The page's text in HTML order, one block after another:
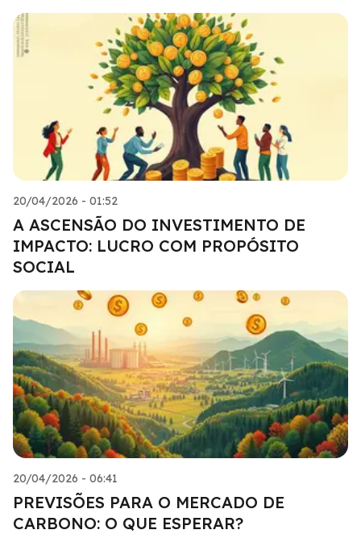
20/04/2026 - 01:52
A ASCENSÃO DO INVESTIMENTO DE
IMPACTO: LUCRO COM PROPÓSITO
SOCIAL
20/04/2026 - 06:41
PREVISÕES PARA O MERCADO DE
CARBONO: O QUE ESPERAR?